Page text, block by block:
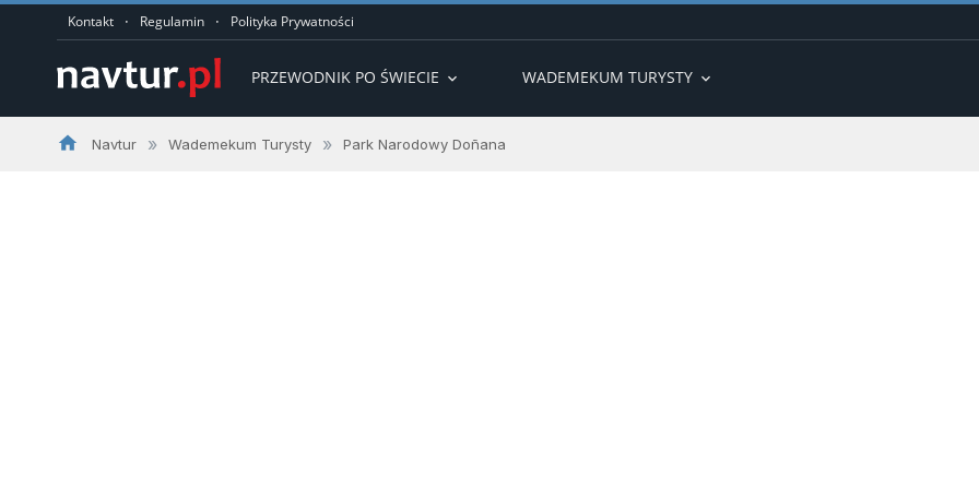
Kontakt · Regulamin · Polityka Prywatności
PRZEWODNIK PO ŚWIECIE expand_more WADEMEKUM TURYSTY expand_more
home Navtur » Wademekum Turysty » Park Narodowy Doñana